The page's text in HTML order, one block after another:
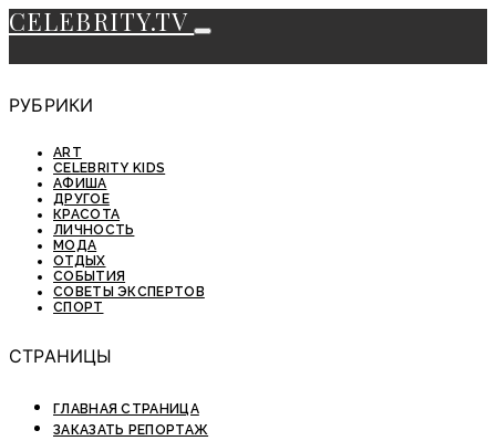
CELEBRITY.TV
РУБРИКИ
ART
CELEBRITY KIDS
АФИША
ДРУГОЕ
КРАСОТА
ЛИЧНОСТЬ
МОДА
ОТДЫХ
СОБЫТИЯ
СОВЕТЫ ЭКСПЕРТОВ
СПОРТ
СТРАНИЦЫ
ГЛАВНАЯ СТРАНИЦА
ЗАКАЗАТЬ РЕПОРТАЖ